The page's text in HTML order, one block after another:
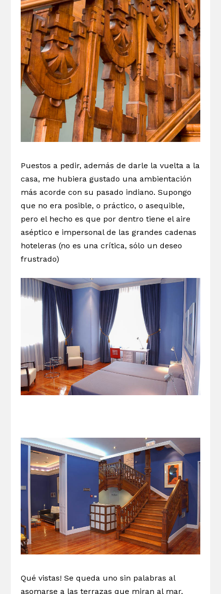
Puestos a pedir, además de darle la vuelta a la
casa, me hubiera gustado una ambientación
más acorde con su pasado indiano. Supongo
que no era posible, o práctico, o asequible,
pero el hecho es que por dentro tiene el aire
aséptico e impersonal de las grandes cadenas
hoteleras (no es una crítica, sólo un deseo
frustrado)
Qué vistas! Se queda uno sin palabras al
asomarse a las terrazas que miran al mar.